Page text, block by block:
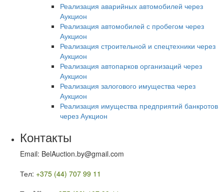
Реализация аварийных автомобилей через
Аукцион
Реализация автомобилей с пробегом через
Аукцион
Реализация строительной и спецтехники через
Аукцион
Реализация автопарков организаций через
Аукцион
Реализация залогового имущества через
Аукцион
Реализация имущества предприятий банкротов
через Аукцион
Контакты
Email: BelAuction.by@gmail.com
Тел: +375 (44) 707 99 11